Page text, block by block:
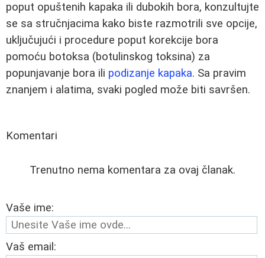
poput opuštenih kapaka ili dubokih bora, konzultujte
se sa stručnjacima kako biste razmotrili sve opcije,
uključujući i procedure poput korekcije bora
pomoću botoksa (botulinskog toksina) za
popunjavanje bora ili podizanje kapaka. Sa pravim
znanjem i alatima, svaki pogled može biti savršen.
Komentari
Trenutno nema komentara za ovaj članak.
Vaše ime:
Vaš email: